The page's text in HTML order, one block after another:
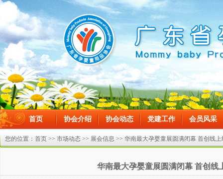
首页 协会介绍 协会动态 党建工作 会员风采
在线留言
您的位置： 首页 >> 市场动态 >> 展会信息 >> 华南最大孕婴童展圆满闭幕 首创线
华南最大孕婴童展圆满闭幕 首创线